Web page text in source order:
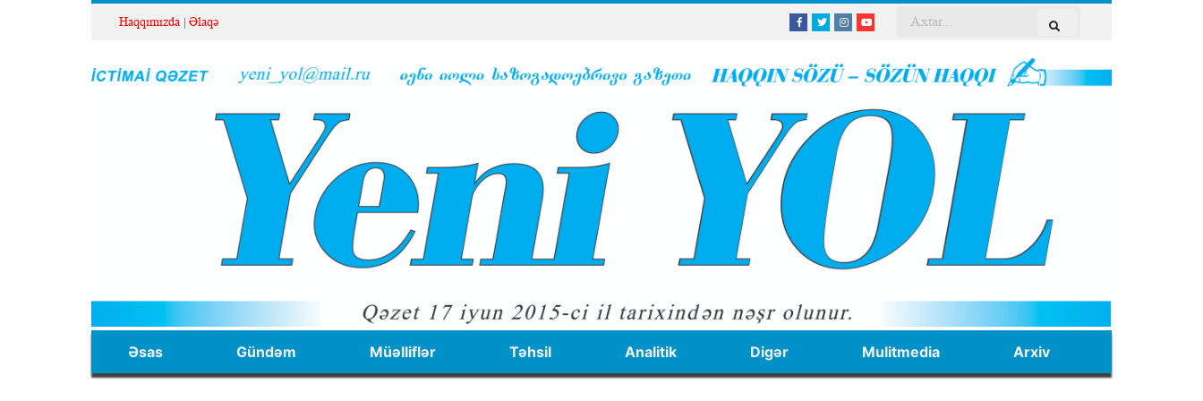
Haqqımızda Əlaqə
Əsas Gündəm Müəlliflər Təhsil Analitik Digər Mulitmedia Arxiv